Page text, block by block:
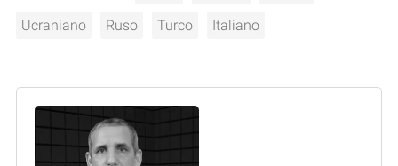
Ucraniano Ruso Turco Italiano